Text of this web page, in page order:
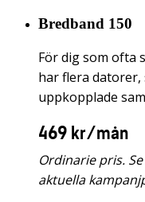
Bredband 150
För dig som ofta
har flera
uppkopplade
469 kr/mån
Ordinarie pris.
aktuella